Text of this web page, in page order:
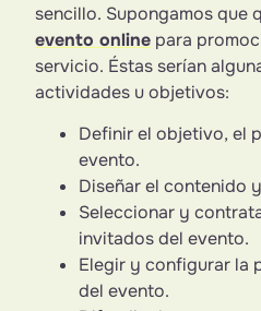
sencillo. Supongamos que
evento online para
servicio. Éstas serían
actividades u objetivos:
Definir el objetivo, el
evento.
Diseñar el contenido
Seleccionar y
invitados del evento.
Elegir y configurar la
del evento.